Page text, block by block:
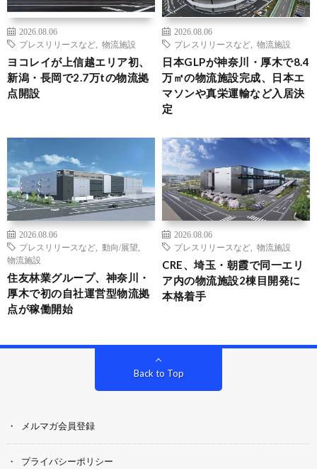
2026.08.06
プレスリリースなど
物流施設
ヨコレイが上信越エリア初、
新潟・長岡で2.7万tの物流拠
点開設
2026.08.06
プレスリリースなど
物流施設
日本GLPが神奈川・厚木で8.4
万㎡の物流施設完成、日本エ
マソンや真栄運輸など入居決
定
2026.08.06
プレスリリースなど
動向/展望
物流施設
住友林業グループ、神奈川・
厚木で初の自社運営型物流拠
点が稼働開始
2026.08.06
プレスリリースなど
物流施設
CRE、埼玉・朝霞で同一エリ
ア内の物流施設2棟目開発に
本格着手
Back to Top
メルマガ会員登録
プライバシーポリシー